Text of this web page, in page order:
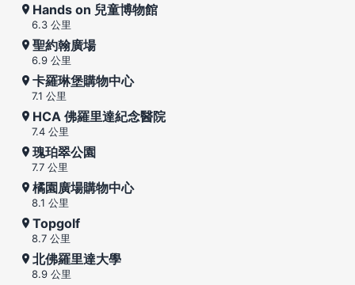
Hands on 兒童博物館
6.3 公里
聖約翰廣場
6.9 公里
卡羅琳堡購物中心
7.1 公里
HCA 佛羅里達紀念醫院
7.4 公里
瑰珀翠公園
7.7 公里
橘園廣場購物中心
8.1 公里
Topgolf
8.7 公里
北佛羅里達大學
8.9 公里